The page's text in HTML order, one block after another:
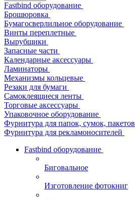
Fastbind оборудование
Брошюровка
Бумагосверлильное оборудование
Винты переплетные
Вырубщики
Запасные части
Календарные аксессуары
Ламинаторы
Механизмы кольцевые
Резаки для бумаги
Самоклеящиеся ленты
Торговые аксессуары
Упаковочное оборудование
Фурнитура для папок, сумок, пакетов
Фурнитура для рекламоносителей
Fastbind оборудование
Биговальное
Изготовление фотокниг